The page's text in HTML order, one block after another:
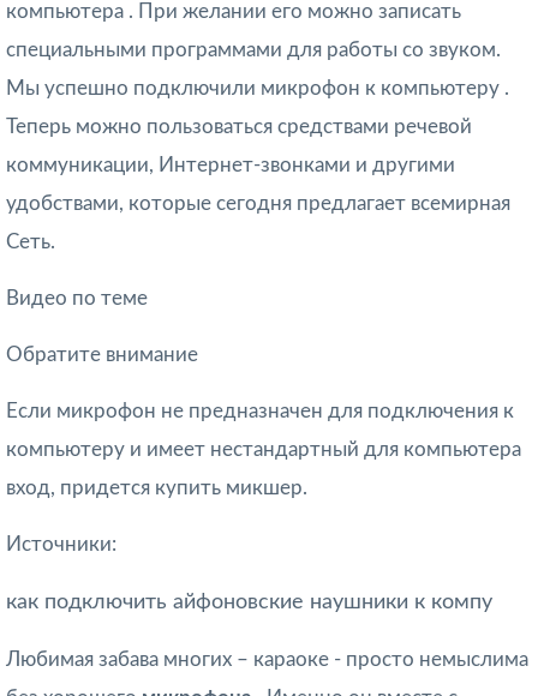
компьютера . При желании его можно записать
специальными программами для работы со звуком.
Мы успешно подключили микрофон к компьютеру .
Теперь можно пользоваться средствами речевой
коммуникации, Интернет-звонками и другими
удобствами, которые сегодня предлагает всемирная
Сеть.
Видео по теме
Обратите внимание
Если микрофон не предназначен для подключения к
компьютеру и имеет нестандартный для компьютера
вход, придется купить микшер.
Источники:
как подключить айфоновские наушники к компу
Любимая забава многих – караоке - просто немыслима